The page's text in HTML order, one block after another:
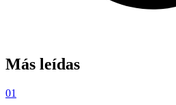
Más leídas
01